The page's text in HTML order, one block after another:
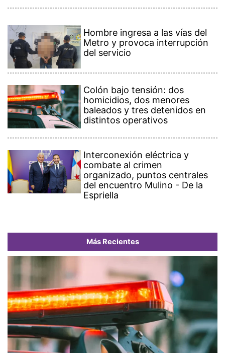
Hombre ingresa a las vías del
Metro y provoca interrupción
del servicio
Colón bajo tensión: dos
homicidios, dos menores
baleados y tres detenidos en
distintos operativos
Interconexión eléctrica y
combate al crimen
organizado, puntos centrales
del encuentro Mulino - De la
Espriella
Más Recientes